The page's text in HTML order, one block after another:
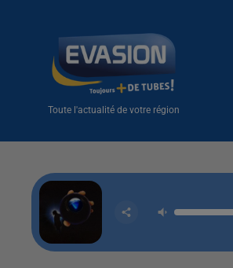
Toute l'actualité de votre région